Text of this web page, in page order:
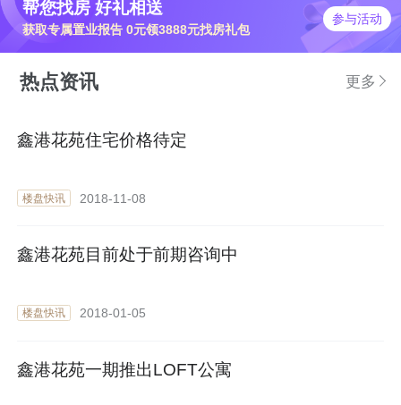
帮您找房 好礼相送
获取专属置业报告 0元领3888元找房礼包
参与活动
热点资讯 更多
鑫港花苑住宅价格待定
楼盘快讯 2018-11-08
鑫港花苑目前处于前期咨询中
楼盘快讯 2018-01-05
鑫港花苑一期推出LOFT公寓